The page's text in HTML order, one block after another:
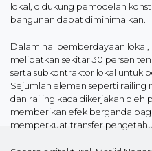
lokal, didukung pemodelan
bangunan dapat diminimalkan.
Dalam hal pemberdayaan lokal,
melibatkan sekitar 30 persen
serta subkontraktor lokal untuk
Sejumlah elemen seperti railing
dan railing kaca dikerjakan oleh
memberikan efek berganda
memperkuat transfer